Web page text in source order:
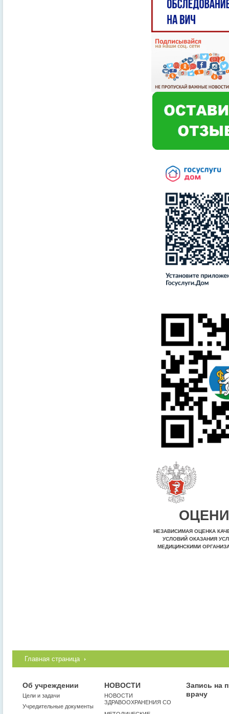
НЕЗАВИСИМАЯ ОЦЕНКА
УСЛОВИЙ ОКАЗАНИЯ
МЕДИЦИНСКИМИ
Главная страница
Об учреждении
Цели и задачи
Учредительные документы
НОВОСТИ
НОВОСТИ
ЗДРАВООХРАНЕНИЯ СО
Запись на
врачу